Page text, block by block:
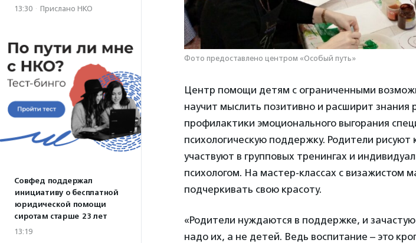
13:30 · Прислано НКО
Совфед поддержал
инициативу о бесплатной
юридической помощи
сиротам старше 23 лет
13:19
Фото предоставлено центром «Особый путь»
Центр помощи детям с ограниченными
научит мыслить позитивно и расширит
профилактики эмоционального выгорания
психологическую поддержку. Родители
участвуют в групповых тренингах и
психологом. На мастер-классах с визажистом
подчеркивать свою красоту.
«Родители нуждаются в поддержке, и
надо их, а не детей. Ведь воспитание – это